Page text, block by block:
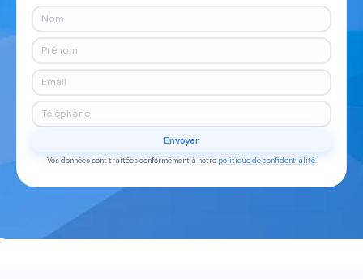
Envoyer
Vos données sont traitées conformément à notre politique de confidentialité.